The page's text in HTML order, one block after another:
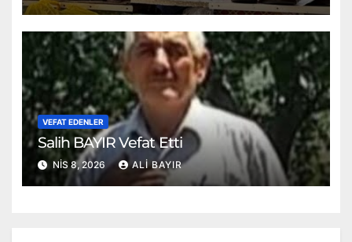
VEFAT EDENLER
Salih BAYIR Vefat Etti
NIS 8, 2026 ALI BAYIR